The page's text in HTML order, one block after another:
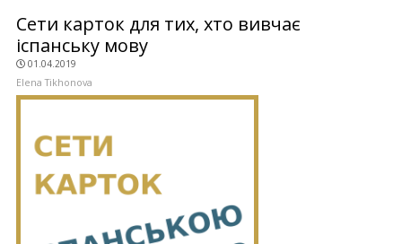
Сети карток для тих, хто вивчає
іспанську мову
01.04.2019
Elena Tikhonova